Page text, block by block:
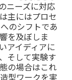
ニーズに対応
主にはプロセ
のシフトであ
を及ぼしま
アイディアに
そして実験す
の場合はこれ
型ワークを実